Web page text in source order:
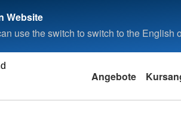
Website
use the switch to switch to the English
Angebote